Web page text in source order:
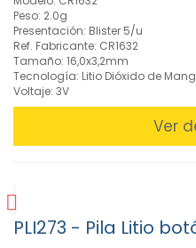
Peso: 2.0g
Presentación: Blister 5/u
Ref. Fabricante: CR1632
Tamaño: 16,0x3,2mm
Tecnología: Litio Dióxido de
Voltaje: 3V
Ver
PLI273 - Pila Litio